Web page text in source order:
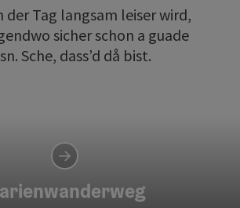
der Tag langsam leiser wird,
sicher schon a guade
Sche, dass’d då bist.